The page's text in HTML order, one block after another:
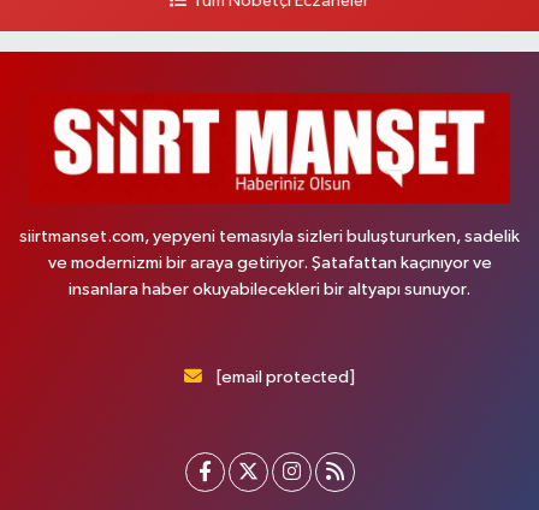
siirtmanset.com, yepyeni temasıyla sizleri buluştururken, sadelik
ve modernizmi bir araya getiriyor. Şatafattan kaçınıyor ve
insanlara haber okuyabilecekleri bir altyapı sunuyor.
[email protected]